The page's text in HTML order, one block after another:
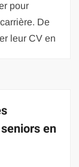
pour
De
leur CV en
en